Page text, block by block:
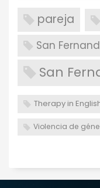
pareja
San
San
Therapy in
Violencia de